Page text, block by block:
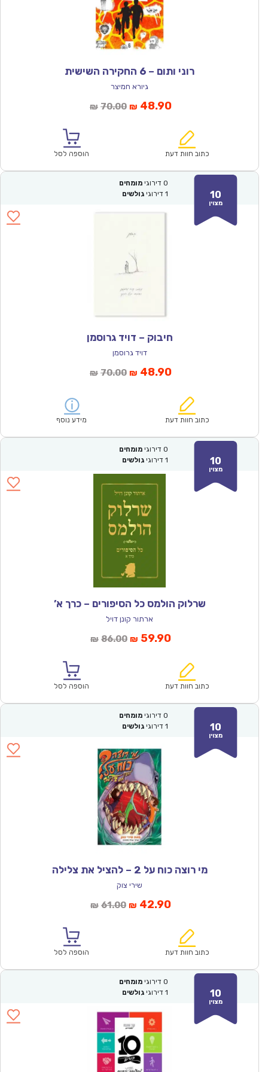
רוני ותום – 6 החקירה השישית
גיורא חמיצר
₪ 70.00המחיר
₪70.00.
₪ 48.90המחיר
הוא:
כתוב חוות דעת הוספה לסל
10
מצוין
0 דירוגי מומחים
1 דירוגי גולשים
חיבוק – דויד גרוסמן
דויד גרוסמן
₪ 70.00המחיר
₪70.00.
₪ 48.90המחיר
הוא:
כתוב חוות דעת מידע נוסף
10
מצוין
0 דירוגי מומחים
1 דירוגי גולשים
שרלוק הולמס כל הסיפורים – כרך א’
ארתור קונן דויל
₪ 86.00המחיר
₪86.00.
₪ 59.90המחיר
הוא:
כתוב חוות דעת הוספה לסל
10
מצוין
0 דירוגי מומחים
1 דירוגי גולשים
מי רוצה כוח על 2 – להציל את צלילה
שירי צוק
₪ 61.00המחיר
₪61.00.
₪ 42.90המחיר
הוא:
כתוב חוות דעת הוספה לסל
10
מצוין
0 דירוגי מומחים
1 דירוגי גולשים